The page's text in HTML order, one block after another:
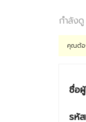
กำลัง
คุณต้อ
ชื่อ
รหั